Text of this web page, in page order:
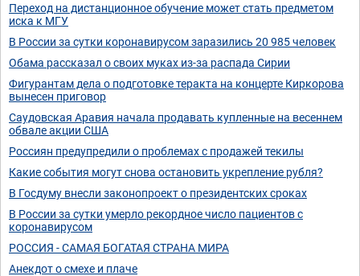
Переход на дистанционное обучение может стать предметом
иска к МГУ
В России за сутки коронавирусом заразились 20 985 человек
Обама рассказал о своих муках из-за распада Сирии
Фигурантам дела о подготовке теракта на концерте Киркорова
вынесен приговор
Саудовская Аравия начала продавать купленные на весеннем
обвале акции США
Россиян предупредили о проблемах с продажей текилы
Какие события могут снова остановить укрепление рубля?
В Госдуму внесли законопроект о президентских сроках
В России за сутки умерло рекордное число пациентов с
коронавирусом
РОССИЯ - САМАЯ БОГАТАЯ СТРАНА МИРА
Анекдот о смехе и плаче